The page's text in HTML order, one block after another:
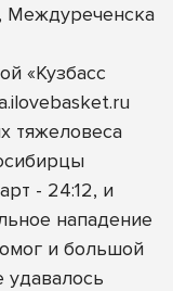
Междуреченска
«Кузбасс
тяжеловеса
- 24:12, и
нападение
и большой
удавалось